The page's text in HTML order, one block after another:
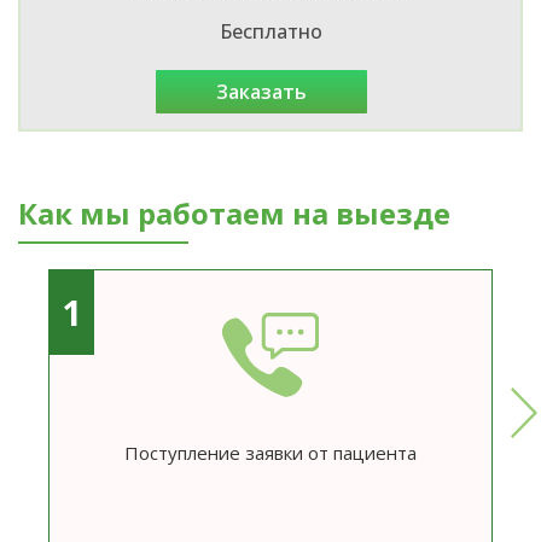
Бесплатно
заказать
Как мы работаем на выезде
1
Поступление заявки от пациента